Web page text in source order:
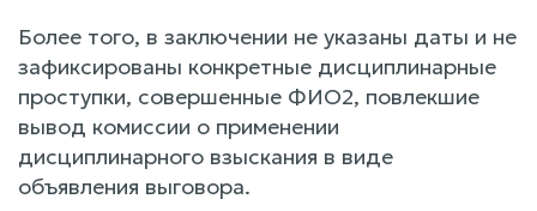
Более того, в заключении не указаны даты и не
зафиксированы конкретные дисциплинарные
проступки, совершенные ФИО2, повлекшие
вывод комиссии о применении
дисциплинарного взыскания в виде
объявления выговора.